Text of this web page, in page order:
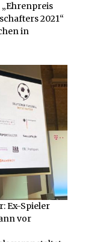
2021“
in
Ex-Spieler
vor